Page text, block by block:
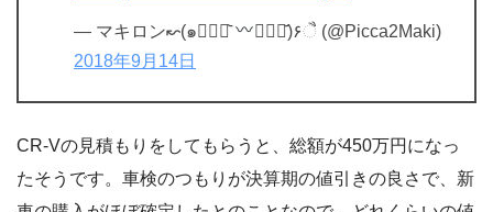
— マキロン↜(๑꒪⃚⃙᷅
꒪⃙⃚᷄)۶ૈ (@Picca2Maki)
2018年9月14日
CR-Vの見積もりをしてもらうと、総額が450万円になっ
たそうです。車検のつもりが決算期の値引きの良さで、新